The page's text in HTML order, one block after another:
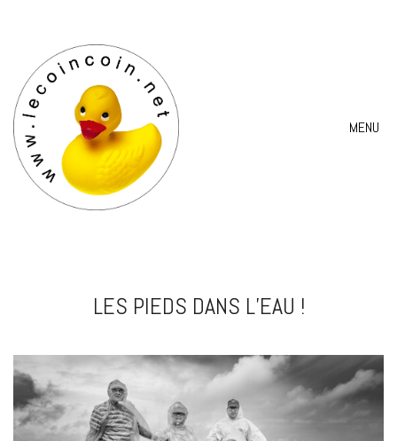
MENU
LES PIEDS DANS L’EAU !